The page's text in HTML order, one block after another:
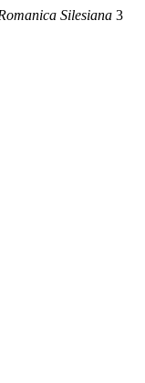
Silesiana 3